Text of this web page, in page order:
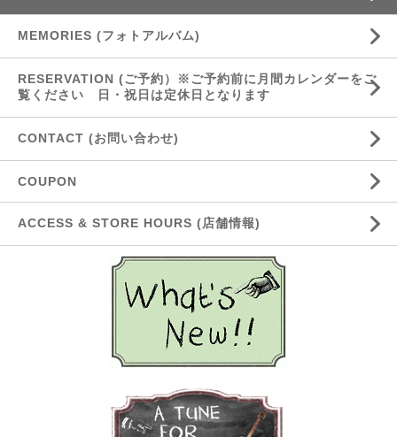
MEMORIES (フォトアルバム)
RESERVATION (ご予約）※ご予約前に月間カレンダーをご
覧ください 日・祝日は定休日となります
CONTACT (お問い合わせ)
COUPON
ACCESS & STORE HOURS (店舗情報)